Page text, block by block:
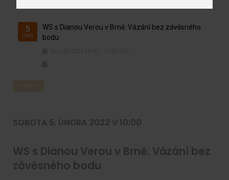
5
ÚNO
WS s Dianou Verou v Brně: Vázání bez závěsného
bodu
SOBOTA 5. ÚNORA 2022 V 10:00
WS s Dianou Verou v Brně: Vázání bez
závěsného bodu